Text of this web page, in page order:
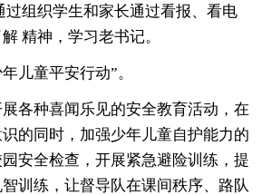
过组织学生和家长通过看报、看电
精神，学习老书记。
儿童平安行动”。
各种喜闻乐见的安全教育活动，在
的同时，加强少年儿童自护能力的
安全检查，开展紧急避险训练，提
训练，让督导队在课间秩序、路队